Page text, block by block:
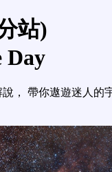
站)
Day
， 帶你遨遊迷人的